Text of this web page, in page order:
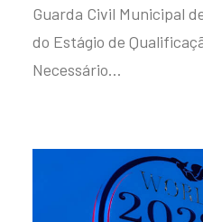
Guarda Civil Municipal
do Estágio de
Necessário…